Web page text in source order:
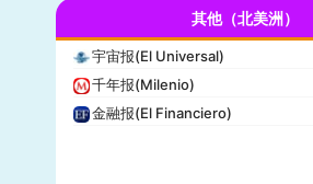
布赖特巴特新闻网(Breitbart News)
美联社(AP)
洛杉矶时报(Los Angeles Times)
Insider
其他（北美洲）
宇宙报(El Universal)
千年报(Milenio)
金融报(El Financiero)